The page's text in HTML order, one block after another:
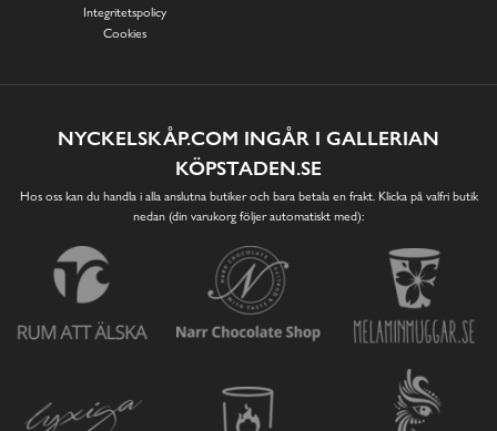
Integritetspolicy
Cookies
NYCKELSKÅP.COM INGÅR I GALLERIAN
KÖPSTADEN.SE
Hos oss kan du handla i alla anslutna butiker och bara betala en frakt. Klicka på valfri butik
nedan (din varukorg följer automatiskt med):